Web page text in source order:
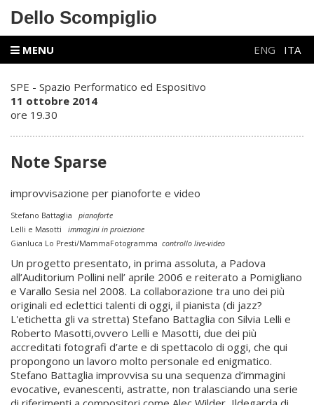
Dello Scompiglio
MENU ENG ITA
SPE - Spazio Performatico ed Espositivo
11 ottobre 2014
ore 19.30
Note Sparse
improvvisazione per pianoforte e video
Stefano Battaglia
pianoforte
Lelli e Masotti immagini in proiezione
Gianluca Lo Presti/MammaFotogramma controllo live-video
Un progetto presentato, in prima assoluta, a Padova
all’Auditorium Pollini nell’ aprile 2006 e reiterato a Pomigliano
e Varallo Sesia nel 2008. La collaborazione tra uno dei più
originali ed eclettici talenti di oggi, il pianista (di jazz?
L'etichetta gli va stretta) Stefano Battaglia con Silvia Lelli e
Roberto Masotti,ovvero Lelli e Masotti, due dei più
accreditati fotografi d’arte e di spettacolo di oggi, che qui
propongono un lavoro molto personale ed enigmatico.
Stefano Battaglia improvvisa su una sequenza d’immagini
evocative, evanescenti, astratte, non tralasciando una serie